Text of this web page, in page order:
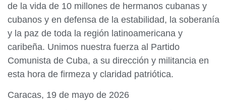
de la vida de 10 millones de hermanos cubanas y
cubanos y en defensa de la estabilidad, la soberanía
y la paz de toda la región latinoamericana y
caribeña. Unimos nuestra fuerza al Partido
Comunista de Cuba, a su dirección y militancia en
esta hora de firmeza y claridad patriótica.
Caracas, 19 de mayo de 2026